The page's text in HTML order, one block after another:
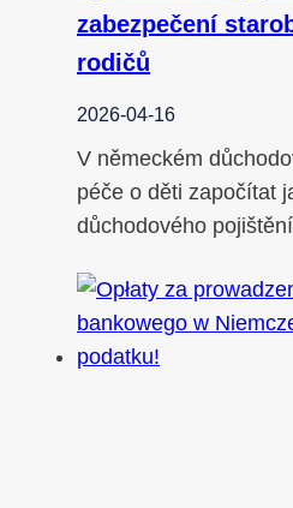
zabezpečení
rodičů
2026-04-16
V německém
péče o děti započítat
důchodového